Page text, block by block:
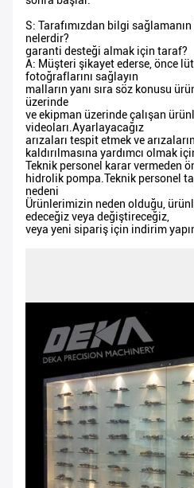
S: Tarafımızdan bilgi
nelerdir?
garanti desteği almak için taraf?
A: Müşteri şikayet ederse, önce
fotoğraflarını sağlayın
malların yanı sıra söz konusu
üzerinde
ve ekipman üzerinde çalışan
videoları.Ayarlayacağız
arızaları tespit etmek ve
kaldırılmasına yardımcı olmak
Teknik personel karar vermeden
hidrolik pompa.Teknik personel
nedeni
Ürünlerimizin neden olduğu,
edeceğiz veya değiştireceğiz,
veya yeni sipariş için indirim